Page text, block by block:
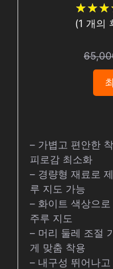
★★★
★★★
(1 개의
– 가볍고 편안한
피로감 최소화
– 경량형 재료로
루 지도 가능
– 화이트 색상으
주루 지도
– 머리 둘레 조절
게 맞춤 착용
– 내구성 뛰어나